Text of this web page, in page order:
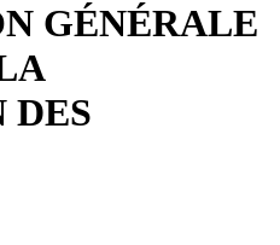
GÉNÉRALE
DES